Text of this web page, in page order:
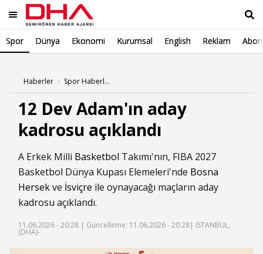
Spor Dünya Ekonomi Kurumsal English Reklam
Haberler Spor Haberleri
12 Dev Adam'ın aday
kadrosu açıklandı
A Erkek Milli Basketbol Takımı'nın, FIBA 2027
Basketbol Dünya Kupası Elemeleri'nde Bosna
Hersekve İsviçre ile oynayacağı maçların aday
kadrosu açıklandı.
11.06.2026 - 20:28 | Güncelleme: 11.06.2026 - 20:28| İSTANBUL,
(DHA)-